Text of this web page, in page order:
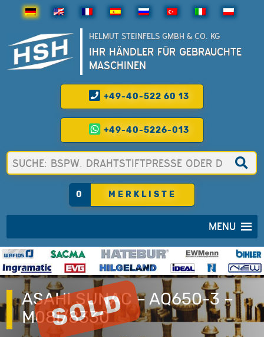
HELMUT STEINFELS GMBH & CO. KG
IHR HÄNDLER FÜR GEBRAUCHTE
MASCHINEN
+49-40-522 60 13
+49-40-5226-013
0 MERKLISTE
MENU
ASAHI SUNAC – AQ650-3 –
M08I/8330